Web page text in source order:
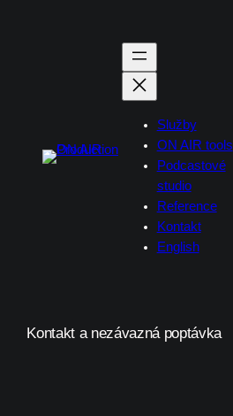
Služby
ON AIR tools
Podcastové
studio
Reference
Kontakt
English
Kontakt a nezávazná poptávka